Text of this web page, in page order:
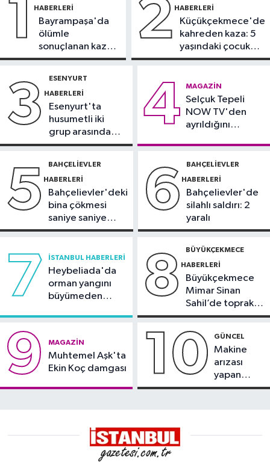
hazırlanıyor
Sultangazi Haberleri
sırasında 2 bina tahliye edildi
yeni forma sponsoru
magandalığını özendirdi,
ehliyetinden oldu: 72 bin lira ceza
1 HABERLERI
Bayrampaşa'da
ölümle
sonuçlanan kaza:
Sürücü
2 HABERLERI
Küçükçekmece'de
kahreden kaza: 5
yaşındaki çocuk
yoğun bakımda
3 ESENYURT
HABERLERI
Esenyurt'ta
husumetli iki
grup arasında
silahlı kavga
4 MAGAZIN
Selçuk Tepeli
NOW TV'den
ayrıldığını
5 BAHÇELIEVLER
HABERLERI
Bahçelievler'deki
bina çökmesi
saniye saniye
görüntülendi
6 BAHÇELIEVLER
HABERLERI
Bahçelievler'de
silahlı saldırı: 2
yaralı
7 İSTANBUL HABERLERI
Heybeliada'da
orman yangını
büyümeden
8 BÜYÜKÇEKMECE
HABERLERI
Büyükçekmece
Mimar Sinan
Sahil’de toprak
kayması
9 MAGAZIN
Muhtemel Aşk'ta
Ekin Koç damgası
10 GÜNCEL
Makine
arızası
yapan
tanker,
alındı